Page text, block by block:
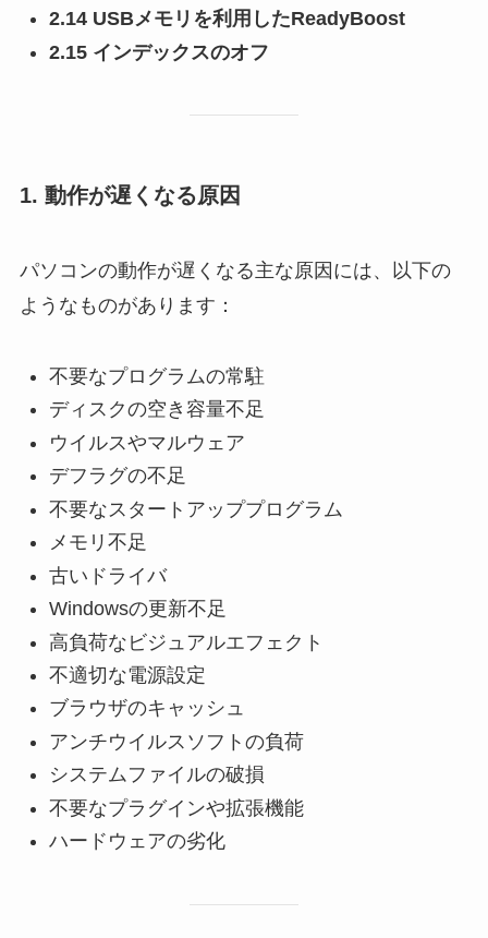
2.14 USBメモリを利用したReadyBoost
2.15 インデックスのオフ
1. 動作が遅くなる原因
パソコンの動作が遅くなる主な原因には、以下の
ようなものがあります：
不要なプログラムの常駐
ディスクの空き容量不足
ウイルスやマルウェア
デフラグの不足
不要なスタートアッププログラム
メモリ不足
古いドライバ
Windowsの更新不足
高負荷なビジュアルエフェクト
不適切な電源設定
ブラウザのキャッシュ
アンチウイルスソフトの負荷
システムファイルの破損
不要なプラグインや拡張機能
ハードウェアの劣化